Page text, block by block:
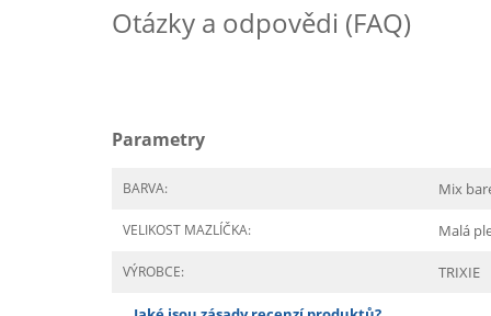
Otázky a odpovědi (FAQ)
Parametry
BARVA: Mix
VELIKOST MAZLÍČKA: Malá
VÝROBCE: TRIXIE